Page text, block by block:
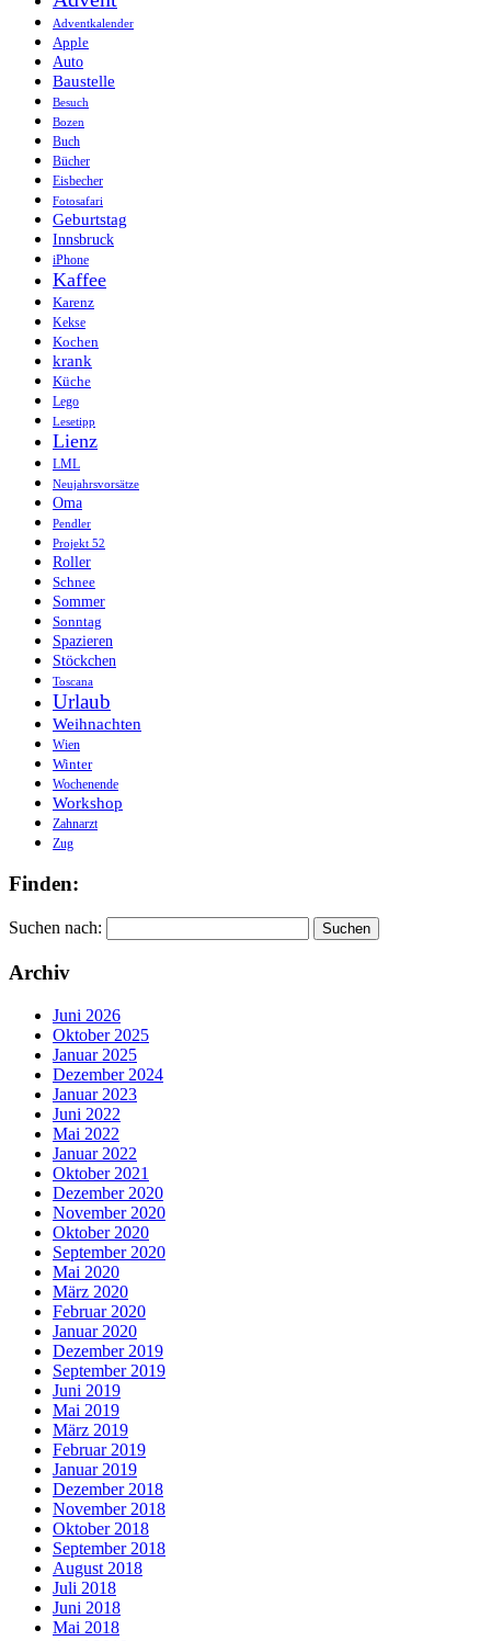
Adventkalender
Apple
Auto
Baustelle
Besuch
Bozen
Buch
Bücher
Eisbecher
Fotosafari
Geburtstag
Innsbruck
iPhone
Kaffee
Karenz
Kekse
Kochen
krank
Küche
Lego
Lesetipp
Lienz
LML
Neujahrsvorsätze
Oma
Pendler
Projekt 52
Roller
Schnee
Sommer
Sonntag
Spazieren
Stöckchen
Toscana
Urlaub
Weihnachten
Wien
Winter
Wochenende
Workshop
Zahnarzt
Zug
Finden:
Suchen nach:
Archiv
Juni 2026
Oktober 2025
Januar 2025
Dezember 2024
Januar 2023
Juni 2022
Mai 2022
Januar 2022
Oktober 2021
Dezember 2020
November 2020
Oktober 2020
September 2020
Mai 2020
März 2020
Februar 2020
Januar 2020
Dezember 2019
September 2019
Juni 2019
Mai 2019
März 2019
Februar 2019
Januar 2019
Dezember 2018
November 2018
Oktober 2018
September 2018
August 2018
Juli 2018
Juni 2018
Mai 2018